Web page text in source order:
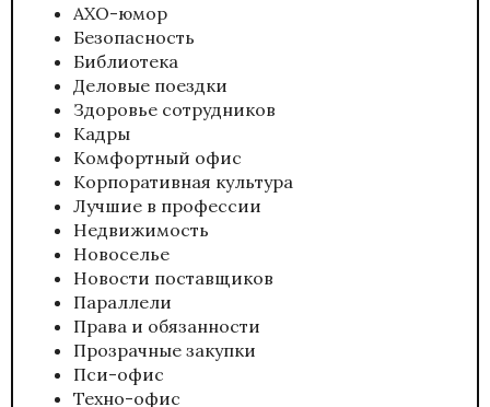
АХО-юмор
Безопасность
Библиотека
Деловые поездки
Здоровье сотрудников
Кадры
Комфортный офис
Корпоративная культура
Лучшие в профессии
Недвижимость
Новоселье
Новости поставщиков
Параллели
Права и обязанности
Прозрачные закупки
Пси-офис
Техно-офис